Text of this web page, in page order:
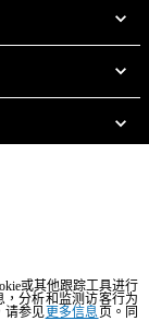
n°04230750285 -
号04230750285 - IT
或其他跟踪工具进行
分析和监测访客行为
请参见更多信息 页。同